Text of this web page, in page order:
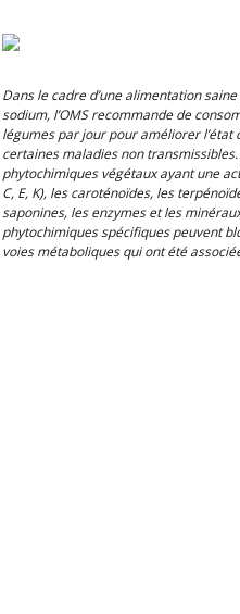
Dans le cadre d’une alimentation
sodium, l’OMS recommande de
légumes par jour pour améliorer
certaines maladies non
phytochimiques végétaux ayant une
C, E, K), les caroténoïdes, les
saponines, les enzymes et les
phytochimiques spécifiques peuvent
voies métaboliques qui ont été